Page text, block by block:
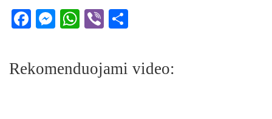
Facebook
Messenger
WhatsApp
Viber
Rekomenduojami video: